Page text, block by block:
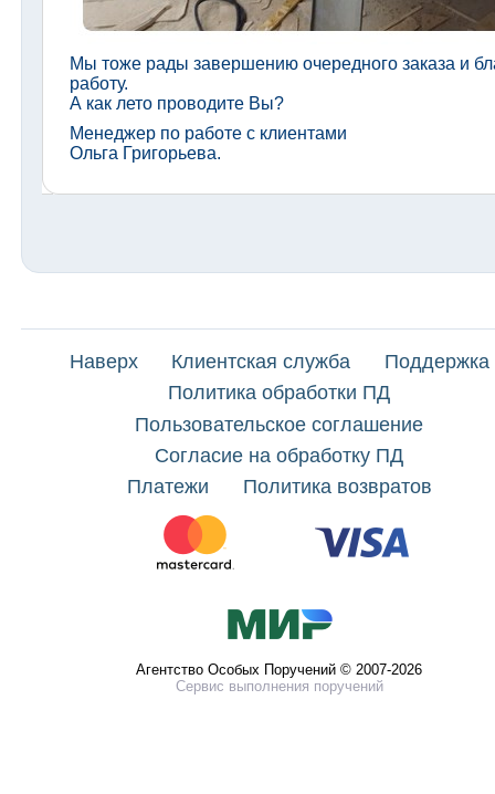
Мы тоже рады завершению очередного заказа и
работу.
А как лето проводите Вы?
Менеджер по работе с клиентами
Ольга Григорьева.
Наверх Клиентская служба
Поддержка
Политика обработки ПД
Пользовательское соглашение
Согласие на обработку ПД
Платежи
Политика возвратов
Агентство Особых Поручений © 2007-2026
Сервис выполнения поручений